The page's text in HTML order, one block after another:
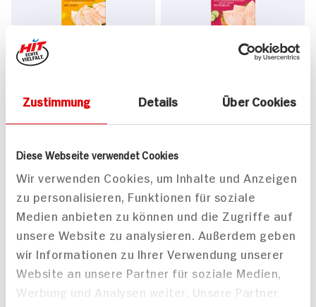
Zustimmung Details Über Cookies
Diese Webseite verwendet Cookies
Wir verwenden Cookies, um Inhalte und Anzeigen
zu personalisieren, Funktionen für soziale
Medien anbieten zu können und die Zugriffe auf
unsere Website zu analysieren. Außerdem geben
wir Informationen zu Ihrer Verwendung unserer
Website an unsere Partner für soziale Medien,
Werbung und Analysen weiter. Unsere Partner
Herta Finesse
100g Packung
51x verfügbar
2.79
feinwürzig
ja! Hähnchenbrustfilet Herta Finesse